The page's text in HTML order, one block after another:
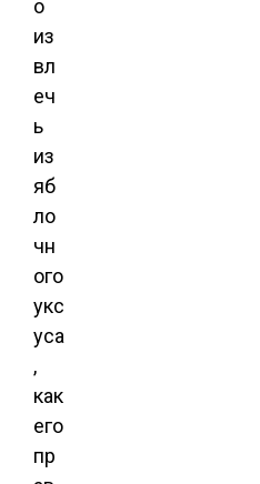
о
из
вл
еч
ь
из
яб
ло
чн
ого
укс
уса
,
как
его
пр